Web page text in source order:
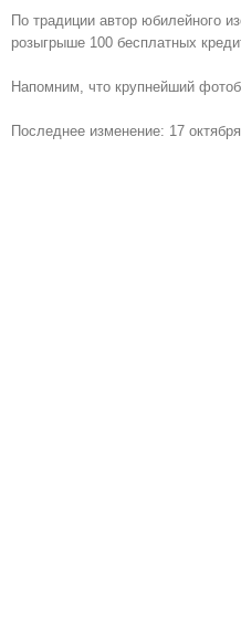
По традиции автор юбилейного
розыгрыше 100 бесплатных
Напомним, что крупнейший
Последнее изменение: 17